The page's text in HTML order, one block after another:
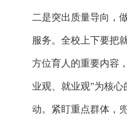
二是突出质量导向，
服务。全校上下要把
方位育人的重要内容
业观、就业观”为核
动。紧盯重点群体，